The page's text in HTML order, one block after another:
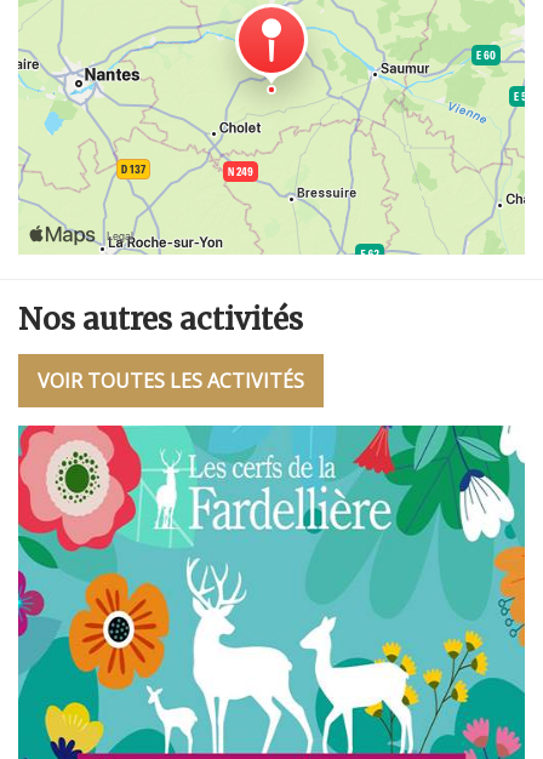
Nos autres activités
VOIR TOUTES LES ACTIVITÉS